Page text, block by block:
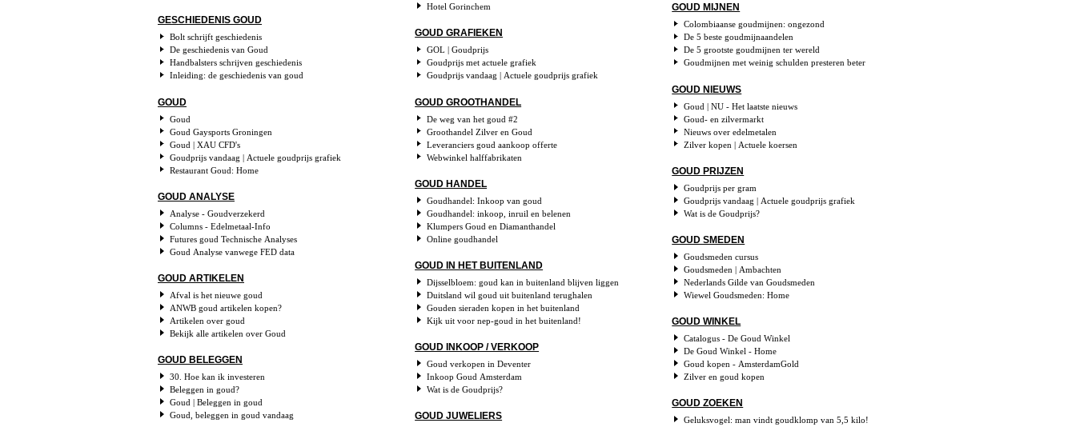
GESCHIEDENIS GOUD
Bolt schrijft geschiedenis
De geschiedenis van Goud
Handbalsters schrijven geschiedenis
Inleiding: de geschiedenis van goud
GOUD
Goud
Goud Gaysports Groningen
Goud | XAU CFD's
Goudprijs vandaag | Actuele goudprijs grafiek
Restaurant Goud: Home
GOUD ANALYSE
Analyse - Goudverzekerd
Columns - Edelmetaal-Info
Futures goud Technische Analyses
Goud Analyse vanwege FED data
GOUD ARTIKELEN
Afval is het nieuwe goud
ANWB goud artikelen kopen?
Artikelen over goud
Bekijk alle artikelen over Goud
GOUD BELEGGEN
30. Hoe kan ik investeren
Beleggen in goud?
Goud | Beleggen in goud
Goud, beleggen in goud vandaag
Hotel Gorinchem
GOUD GRAFIEKEN
GOL | Goudprijs
Goudprijs met actuele grafiek
Goudprijs vandaag | Actuele goudprijs grafiek
GOUD GROOTHANDEL
De weg van het goud #2
Groothandel Zilver en Goud
Leveranciers goud aankoop offerte
Webwinkel halffabrikaten
GOUD HANDEL
Goudhandel: Inkoop van goud
Goudhandel: inkoop, inruil en belenen
Klumpers Goud en Diamanthandel
Online goudhandel
GOUD IN HET BUITENLAND
Dijsselbloem: goud kan in buitenland blijven liggen
Duitsland wil goud uit buitenland terughalen
Gouden sieraden kopen in het buitenland
Kijk uit voor nep-goud in het buitenland!
GOUD INKOOP / VERKOOP
Goud verkopen in Deventer
Inkoop Goud Amsterdam
Wat is de Goudprijs?
GOUD JUWELIERS
GOUD MIJNEN
Colombiaanse goudmijnen: ongezond
De 5 beste goudmijnaandelen
De 5 grootste goudmijnen ter wereld
Goudmijnen met weinig schulden presteren beter
GOUD NIEUWS
Goud | NU - Het laatste nieuws
Goud- en zilvermarkt
Nieuws over edelmetalen
Zilver kopen | Actuele koersen
GOUD PRIJZEN
Goudprijs per gram
Goudprijs vandaag | Actuele goudprijs grafiek
Wat is de Goudprijs?
GOUD SMEDEN
Goudsmeden cursus
Goudsmeden | Ambachten
Nederlands Gilde van Goudsmeden
Wiewel Goudsmeden: Home
GOUD WINKEL
Catalogus - De Goud Winkel
De Goud Winkel - Home
Goud kopen - AmsterdamGold
Zilver en goud kopen
GOUD ZOEKEN
Geluksvogel: man vindt goudklomp van 5,5 kilo!